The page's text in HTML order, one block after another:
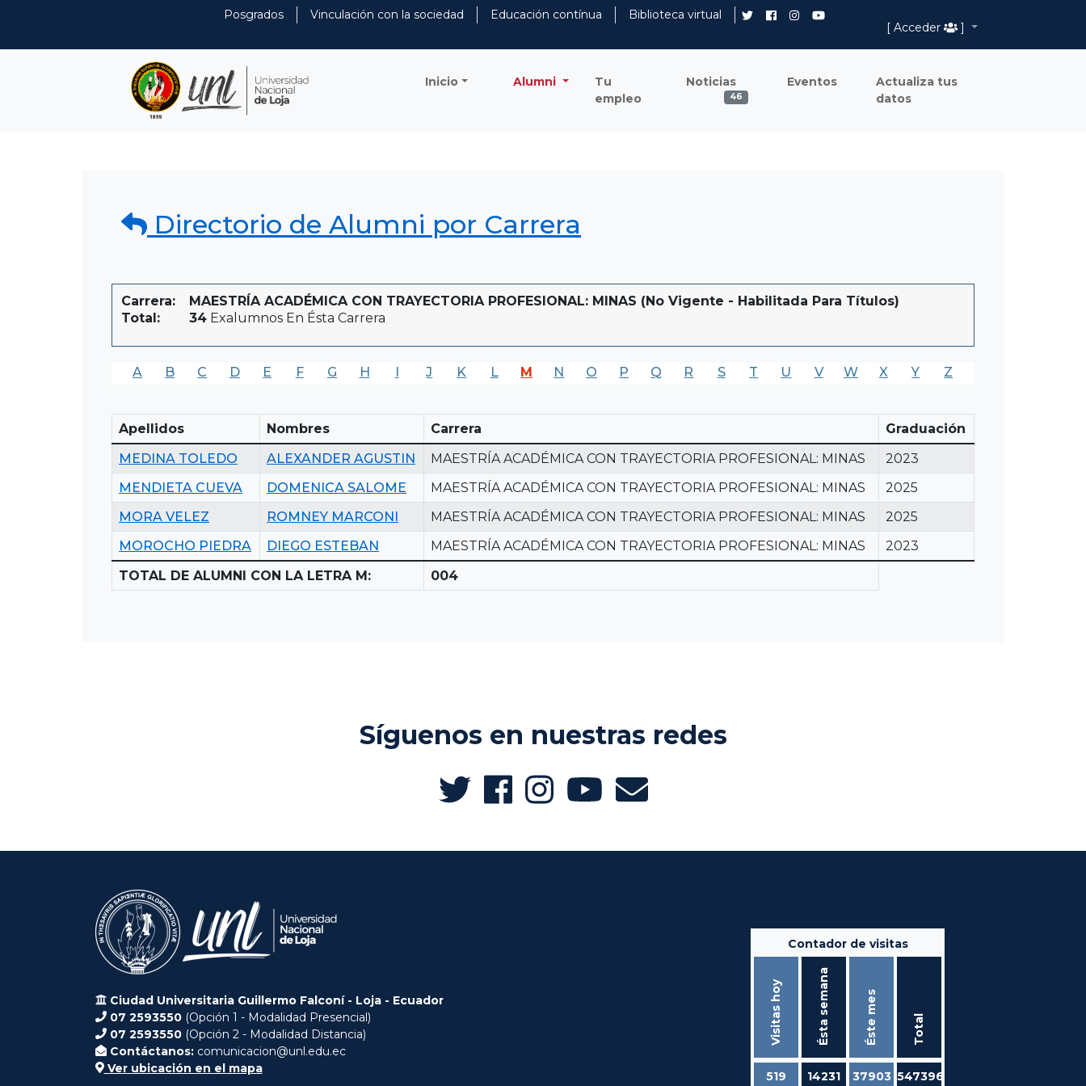
Posgrados Vinculación con la sociedad Educación contínua
Biblioteca virtual
[ Acceder
]
Inicio Alumni
Tu
empleo
Noticias
46
Eventos
Actualiza tus
datos
Directorio de Alumni por Carrera
Carrera:
MAESTRÍA ACADÉMICA CON TRAYECTORIA PROFESIONAL: MINAS (No Vigente - Habilitada Para Títulos)
Total:
34 Exalumnos En Ésta Carrera
A B C D E F G H I J K L M N O P Q R S T U V W X Y Z
Apellidos Nombres Carrera
Graduación
MEDINA TOLEDO
ALEXANDER AGUSTIN MAESTRÍA ACADÉMICA CON TRAYECTORIA PROFESIONAL: MINAS
2023
MENDIETA CUEVA
DOMENICA SALOME MAESTRÍA ACADÉMICA CON TRAYECTORIA PROFESIONAL: MINAS
2025
MORA VELEZ
ROMNEY MARCONI MAESTRÍA ACADÉMICA CON TRAYECTORIA PROFESIONAL: MINAS
2025
MOROCHO PIEDRA
DIEGO ESTEBAN MAESTRÍA ACADÉMICA CON TRAYECTORIA PROFESIONAL: MINAS
2023
TOTAL DE ALUMNI CON LA LETRA M:
004
Síguenos en nuestras redes
Ciudad Universitaria Guillermo Falconí - Loja - Ecuador
07 2593550 (Opción 1 - Modalidad Presencial)
07 2593550 (Opción 2 - Modalidad Distancia)
Contáctanos: comunicacion@unl.edu.ec
Ver ubicación en el mapa
Contador de visitas
Visitas hoy Ésta semana Éste mes Total
519 14231 37903 547396